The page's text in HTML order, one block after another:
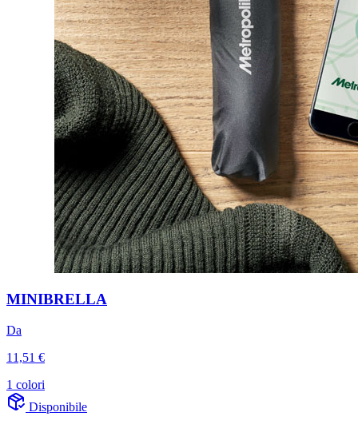
MINIBRELLA
Da
11,51 €
1 colori
Disponibile